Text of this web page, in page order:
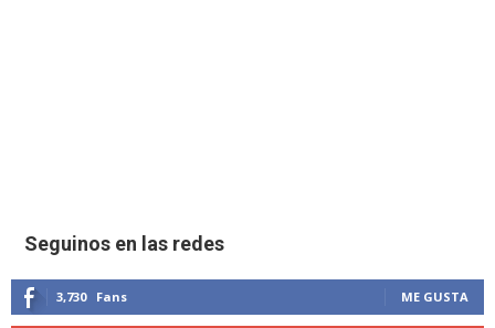
Seguinos en las redes
3,730 Fans ME GUSTA